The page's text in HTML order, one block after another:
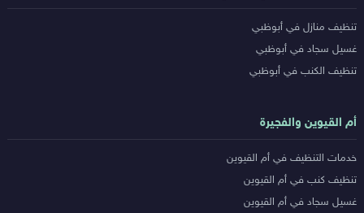
تنظيف منازل في أبوظبي
غسيل سجاد في أبوظبي
تنظيف الكنب في أبوظبي
أم القيوين والفجيرة
خدمات التنظيف في أم القيوين
تنظيف كنب في أم القيوين
غسيل سجاد في أم القيوين